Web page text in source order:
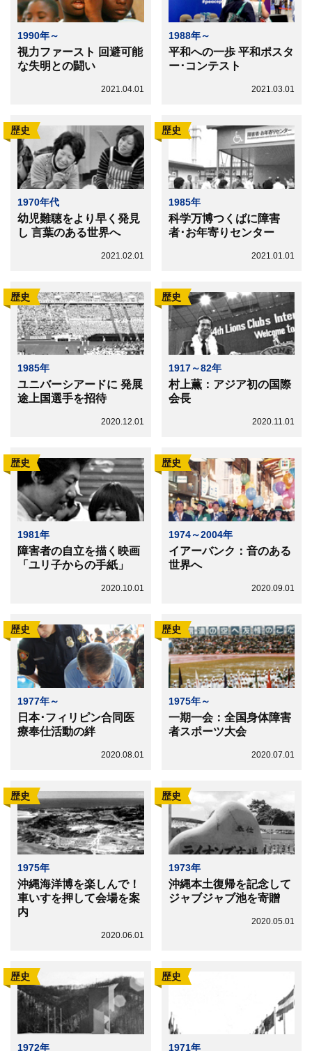
1990年～
視力ファースト 回避可能
な失明との闘い
2021.04.01
1988年～
平和への一歩 平和ポスタ
ー･コンテスト
2021.03.01
歴史
1970年代
幼児難聴をより早く発見
し 言葉のある世界へ
2021.02.01
歴史
1985年
科学万博つくばに障害
者･お年寄りセンター
2021.01.01
歴史
1985年
ユニバーシアードに 発展
途上国選手を招待
2020.12.01
歴史
1917～82年
村上薫：アジア初の国際
会長
2020.11.01
歴史
1981年
障害者の自立を描く映画
「ユリ子からの手紙」
2020.10.01
歴史
1974～2004年
イアーバンク：音のある
世界へ
2020.09.01
歴史
1977年～
日本･フィリピン合同医
療奉仕活動の絆
2020.08.01
歴史
1975年～
一期一会：全国身体障害
者スポーツ大会
2020.07.01
歴史
1975年
沖縄海洋博を楽しんで！
車いすを押して会場を案
内
2020.06.01
歴史
1973年
沖縄本土復帰を記念して
ジャブジャブ池を寄贈
2020.05.01
歴史
1972年
歴史
1971年